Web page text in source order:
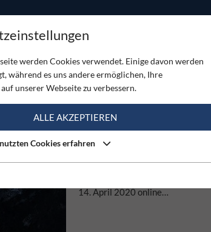
(23)
03.04.2020
EVOLUTION - ANNA STÖHR
FILMPROJEKT - ONLINE
österreichischen Kletterin Anna
14. April 2020 online…
werden Cookies verwendet. Einige davon werden
während es uns andere ermöglichen, Ihre
unserer Webseite zu verbessern.
ALLE AKZEPTIEREN
Cookies erfahren